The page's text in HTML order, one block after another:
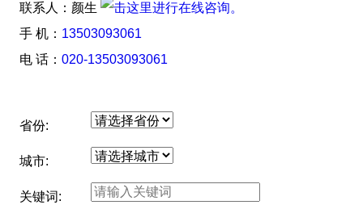
联系人：颜生
手 机： 13503093061
电 话： 020-13503093061
省份:
城市:
关键词: